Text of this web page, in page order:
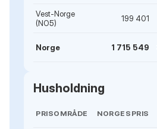
Vest-Norge
(NO5)
199 401
Norge 1 715 549
Husholdning
PRISOMRÅDE NORGESPRIS